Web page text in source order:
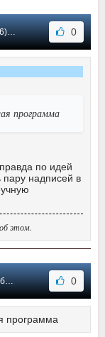
0
программа
по идей
надписей в
этом.
0
программа